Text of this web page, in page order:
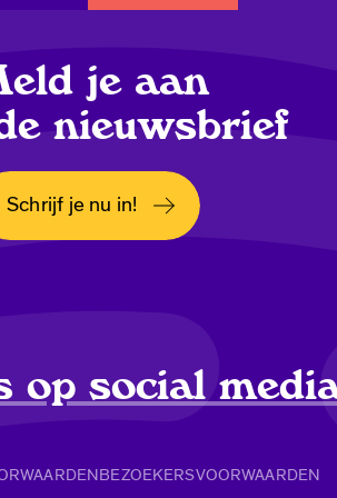
je aan
nieuwsbrief
Opent in een nieuw tabblad
Schrijf je nu in!
op social
BEZOEKERSVOORWAARDEN